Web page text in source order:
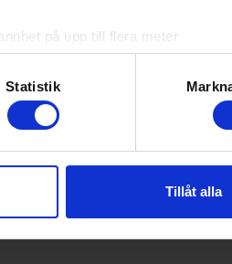
på upp till flera meter
(fingeravtryck)
preferenser i
detaljsektionen.
till användarna, tillhandahålla
och annan information
Dessa kan i sin tur kombinera
när du har använt deras tjänster.
Statistik
Tillåt alla
som spelas i
kan du sedan välja att få